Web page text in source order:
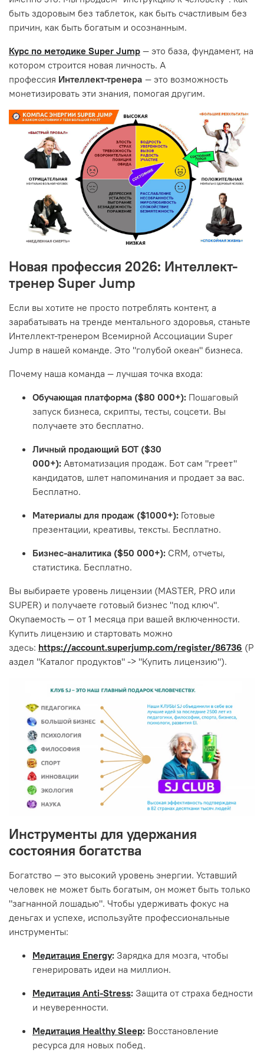
быть здоровым без таблеток, как быть счастливым без
причин, как быть богатым и осознанным.
Курс по методике Super Jump — это база, фундамент, на
котором строится новая личность. А
профессия Интеллект-тренера — это возможность
монетизировать эти знания, помогая другим.
Новая профессия 2026: Интеллект-
тренер Super Jump
Если вы хотите не просто потреблять контент, а
зарабатывать на тренде ментального здоровья, станьте
Интеллект-тренером Всемирной Ассоциации Super
Jump в нашей команде. Это "голубой океан" бизнеса.
Почему наша команда — лучшая точка входа:
Обучающая платформа ($80 000+): Пошаговый
запуск бизнеса, скрипты, тесты, соцсети. Вы
получаете это бесплатно.
Личный продающий БОТ ($30
000+): Автоматизация продаж. Бот сам "греет"
кандидатов, шлет напоминания и продает за вас.
Бесплатно.
Материалы для продаж ($1000+): Готовые
презентации, креативы, тексты. Бесплатно.
Бизнес-аналитика ($50 000+): CRM, отчеты,
статистика. Бесплатно.
Вы выбираете уровень лицензии (MASTER, PRO или
SUPER) и получаете готовый бизнес "под ключ".
Окупаемость — от 1 месяца при вашей включенности.
Купить лицензию и стартовать можно
здесь: https://account.superjump.com/register/86736 (Р
аздел "Каталог продуктов" -> "Купить лицензию").
Инструменты для удержания
состояния богатства
Богатство — это высокий уровень энергии. Уставший
человек не может быть богатым, он может быть только
"загнанной лошадью". Чтобы удерживать фокус на
деньгах и успехе, используйте профессиональные
инструменты:
Медитация Energy: Зарядка для мозга, чтобы
генерировать идеи на миллион.
Медитация Anti-Stress: Защита от страха бедности
и неуверенности.
Медитация Healthy Sleep: Восстановление
ресурса для новых побед.